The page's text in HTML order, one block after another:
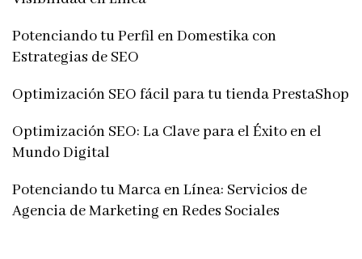
Potenciando tu Perfil en Domestika con
Estrategias de SEO
Optimización SEO fácil para tu tienda PrestaShop
Optimización SEO: La Clave para el Éxito en el
Mundo Digital
Potenciando tu Marca en Línea: Servicios de
Agencia de Marketing en Redes Sociales